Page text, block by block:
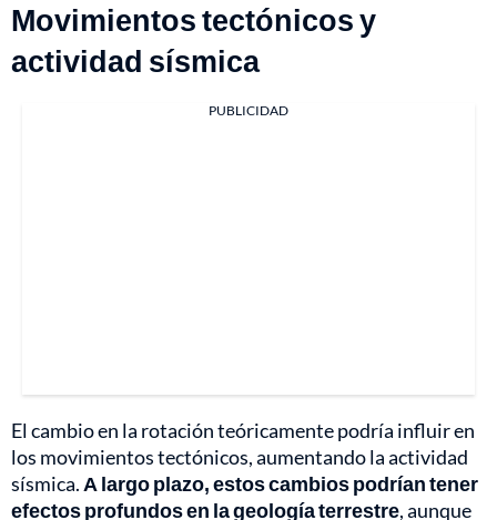
Movimientos tectónicos y
actividad sísmica
PUBLICIDAD
El cambio en la rotación teóricamente podría influir en
los movimientos tectónicos, aumentando la actividad
sísmica. A largo plazo, estos cambios podrían tener
efectos profundos en la geología terrestre, aunque